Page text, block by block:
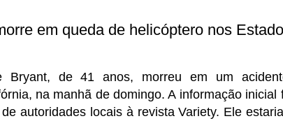
em queda de helicóptero nos
Bryant, de 41 anos, morreu em um
na manhã de domingo. A informação inicial
autoridades locais à revista Variety. Ele